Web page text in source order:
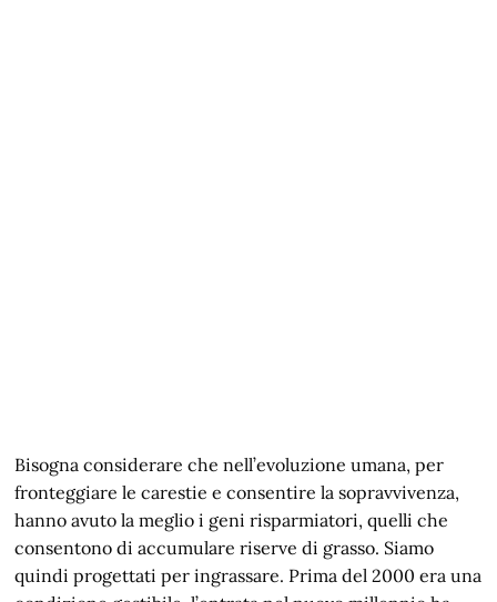
Bisogna considerare che nell’evoluzione umana, per
fronteggiare le carestie e consentire la sopravvivenza,
hanno avuto la meglio i geni risparmiatori, quelli che
consentono di accumulare riserve di grasso. Siamo
quindi progettati per ingrassare. Prima del 2000 era una